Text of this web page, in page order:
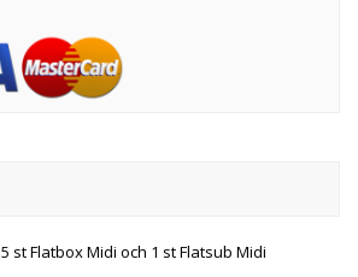
5 st Flatbox Midi och 1 st Flatsub Midi